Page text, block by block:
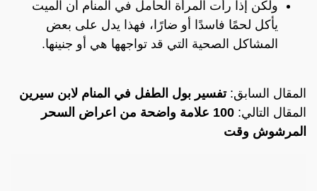
ولكن إذا رأت المرأة الحامل في المنام أن الميت
يأكل لحمًا فاسدًا أو ضارًا، فهذا يدل على بعض
المشاكل الصحية التي قد تواجهها هي أو جنينها.
المقال السابق:تفسير بول الطفل في المنام لابن سيرين‎
المقال التالي:
100 علامة واضحة من اعراض السحر
المرشوش وقت